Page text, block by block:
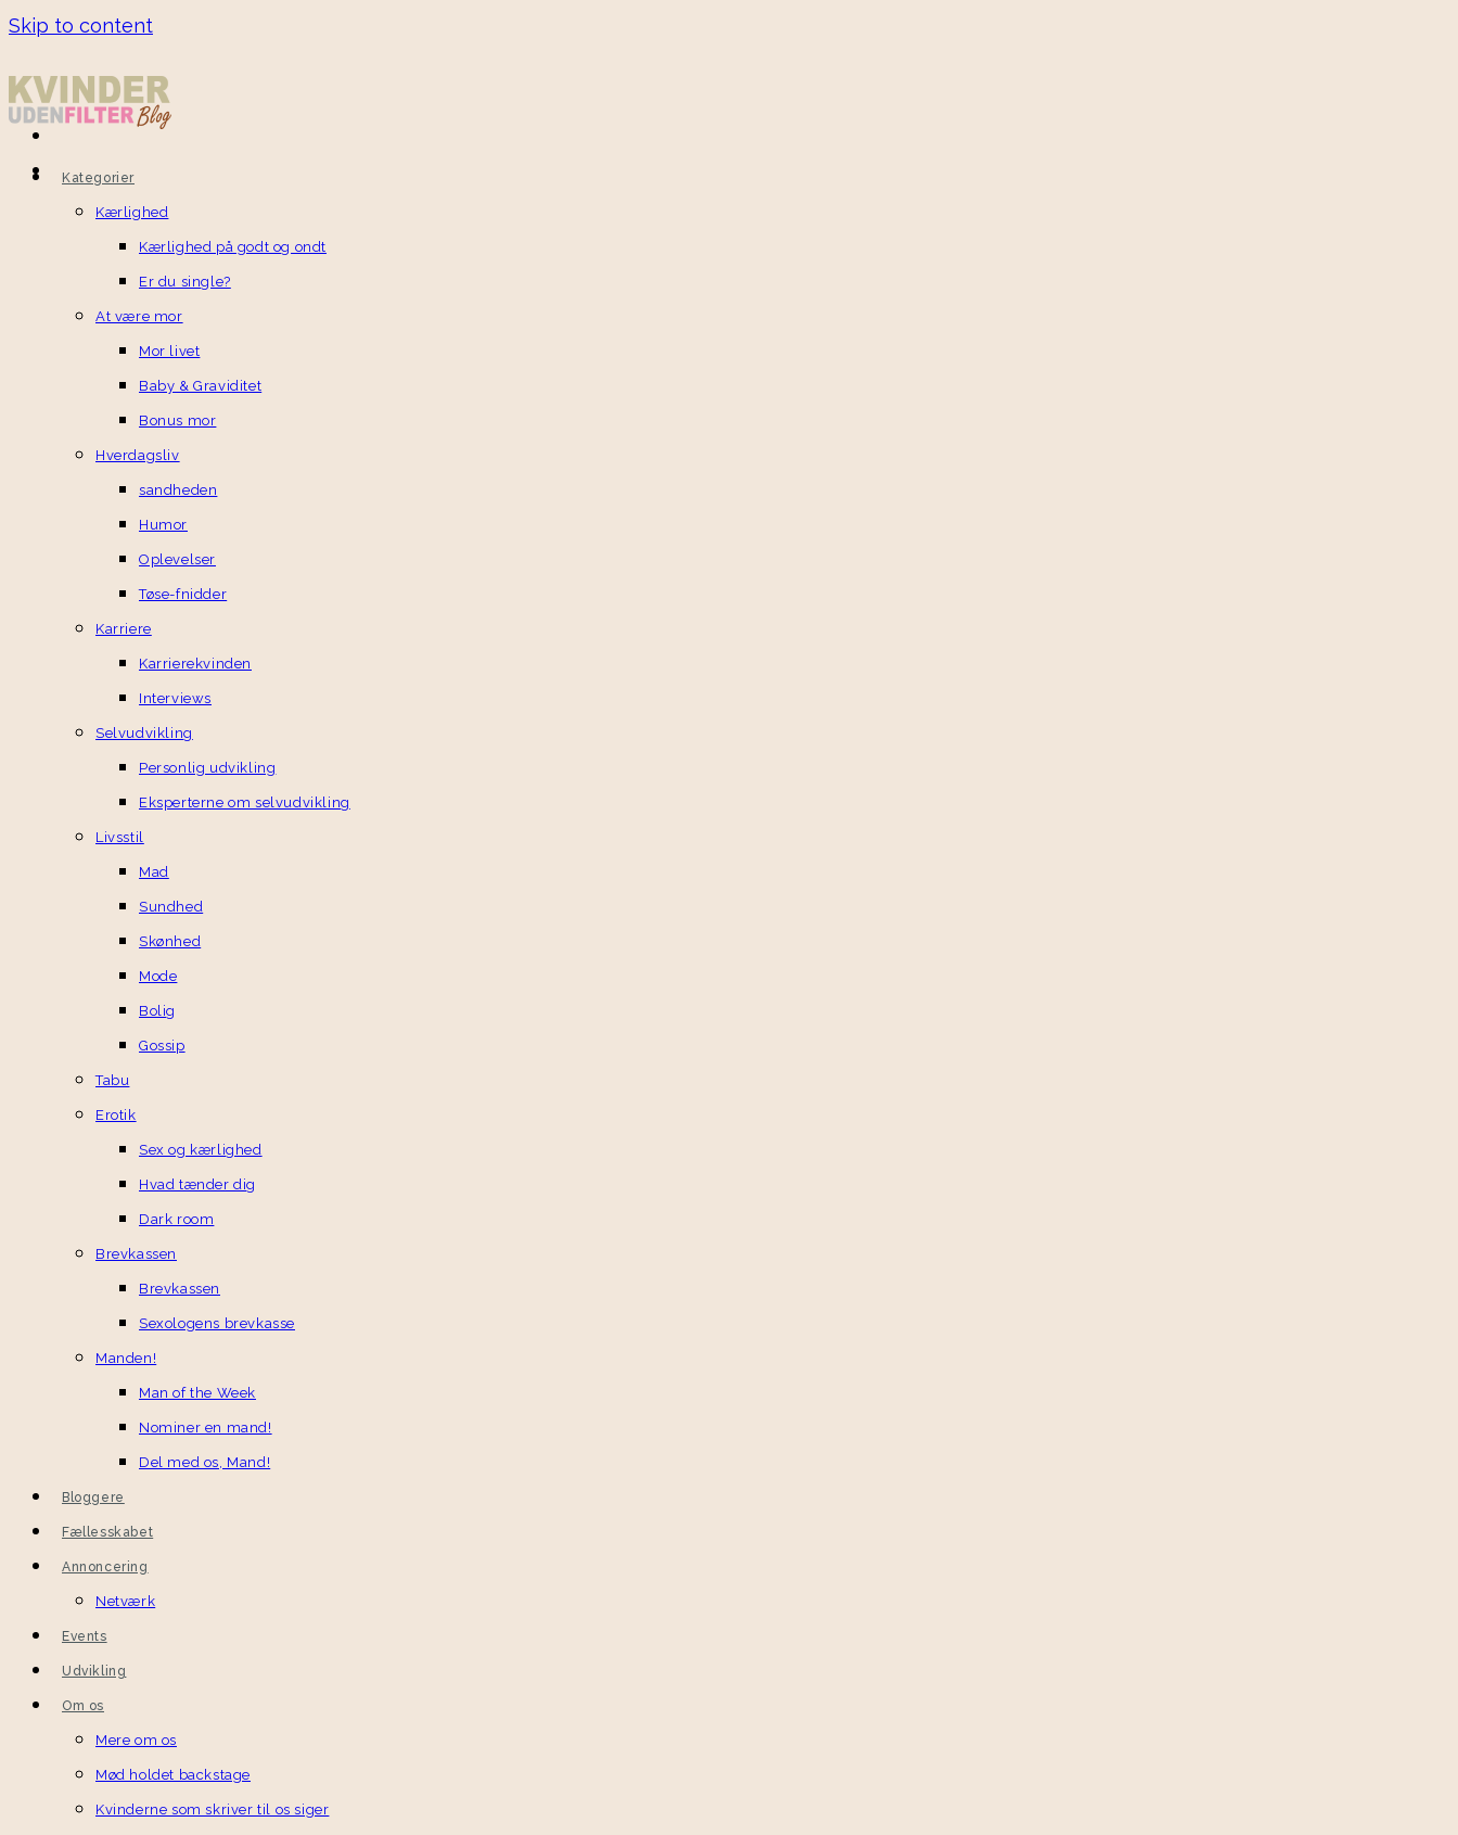
Skip to content
Kategorier
Kærlighed
Kærlighed på godt og ondt
Er du single?
At være mor
Mor livet
Baby & Graviditet
Bonus mor
Hverdagsliv
sandheden
Humor
Oplevelser
Tøse-fnidder
Karriere
Karrierekvinden
Interviews
Selvudvikling
Personlig udvikling
Eksperterne om selvudvikling
Livsstil
Mad
Sundhed
Skønhed
Mode
Bolig
Gossip
Tabu
Erotik
Sex og kærlighed
Hvad tænder dig
Dark room
Brevkassen
Brevkassen
Sexologens brevkasse
Manden!
Man of the Week
Nominer en mand!
Del med os, Mand!
Bloggere
Fællesskabet
Annoncering
Netværk
Events
Udvikling
Om os
Mere om os
Mød holdet backstage
Kvinderne som skriver til os siger